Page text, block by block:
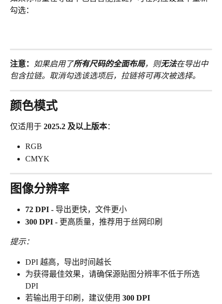
勾选：
注意： 如果启用了所有尺码的全面布局，则无法在导出中
包含拉链。取消勾选该选项后，拉链将可再次被选择。
颜色模式
仅适用于 2025.2 及以上版本：
RGB
CMYK
图像分辨率
72 DPI - 导出更快，文件更小
300 DPI - 更高质量，推荐用于丝网印刷
提示：
DPI 越高，导出时间越长
为获得最佳效果，请确保源贴图分辨率不低于所选
DPI
若输出用于印刷，建议使用 300 DPI